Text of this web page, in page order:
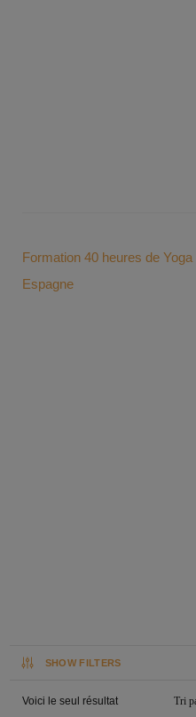
Formation 40 heures de
Espagne
SHOW FILTERS
Voici le seul résultat